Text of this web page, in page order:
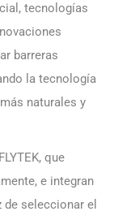
tecnologías
barreras
la tecnología
naturales y
que
e integran
seleccionar el